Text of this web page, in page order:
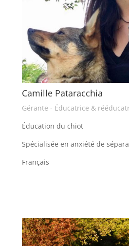
Camille Pataracchia
Gérante - Éducatrice &
Éducation du chiot
Spécialisée en anxiété de
Français